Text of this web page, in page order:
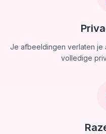
Je afbeeldingen verlaten je
volledige